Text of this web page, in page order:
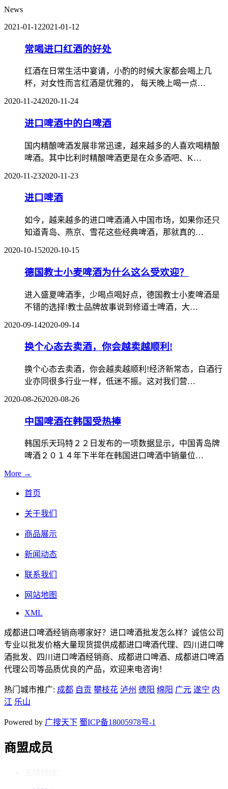
News
2021-01-122021-01-12
常喝进口红酒的好处
红酒在日常生活中宴请，小酌的时候大家都会喝上几
杯，对女性而言红酒是优雅的， 每天晚上喝一点…
2020-11-242020-11-24
进口啤酒中的白啤酒
国内精酿啤酒发展非常迅速，越来越多的人喜欢喝精酿
啤酒。其中比利时精酿啤酒更是在众多酒吧、K…
2020-11-232020-11-23
进口啤酒
如今，越来越多的进口啤酒涌入中国市场，如果你还只
知道青岛、燕京、雪花这些经典啤酒，那就真的…
2020-10-152020-10-15
德国教士小麦啤酒为什么这么受欢迎？
进入盛夏啤酒季，少喝点喝好点，德国教士小麦啤酒是
不错的选择!教士品牌故事说到修道士啤酒，大…
2020-09-142020-09-14
换个心态去卖酒，你会越卖越顺利!
换个心态去卖酒，你会越卖越顺利!经济新常态，白酒行
业亦同很多行业一样，低迷不振。这对我们营…
2020-08-262020-08-26
中国啤酒在韩国受热捧
韩国乐天玛特２２日发布的一项数据显示，中国青岛牌
啤酒２０１４年下半年在韩国进口啤酒中销量位…
More →
首页
关于我们
商品展示
新闻动态
联系我们
网站地图
XML
成都进口啤酒经销商哪家好？进口啤酒批发怎么样？诚信公司
专业以批发价格大量现货提供成都进口啤酒代理、四川进口啤
酒批发、四川进口啤酒经销商、成都进口啤酒、成都进口啤酒
代理公司等品质优良的产品，欢迎来电咨询！
热门城市推广: 成都 自贡 攀枝花 泸州 德阳 绵阳 广元 遂宁 内
江 乐山
Powered by 广搜天下 蜀ICP备18005978号-1
商盟成员